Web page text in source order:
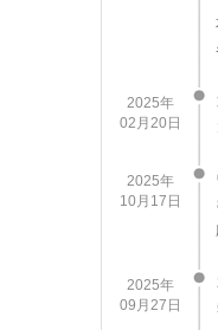
2025年
02月20日
2025年
10月17日
2025年
09月27日